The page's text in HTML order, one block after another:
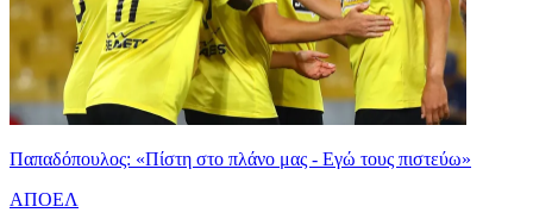
Παπαδόπουλος: «Πίστη στο πλάνο μας - Εγώ τους πιστεύω»
ΑΠΟΕΛ